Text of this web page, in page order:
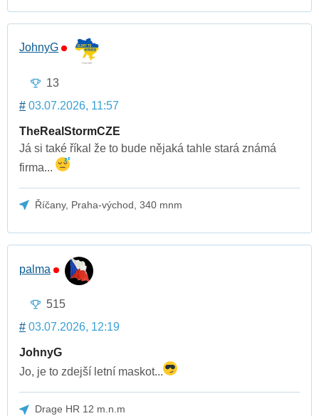
JohnyG
13
# 03.07.2026, 11:57
TheRealStormCZE
Já si také říkal že to bude nějaká tahle stará známá
firma...
Říčany, Praha-východ, 340 mnm
palma
515
# 03.07.2026, 12:19
JohnyG
Jo, je to zdejší letní maskot...
Drage HR 12 m.n.m